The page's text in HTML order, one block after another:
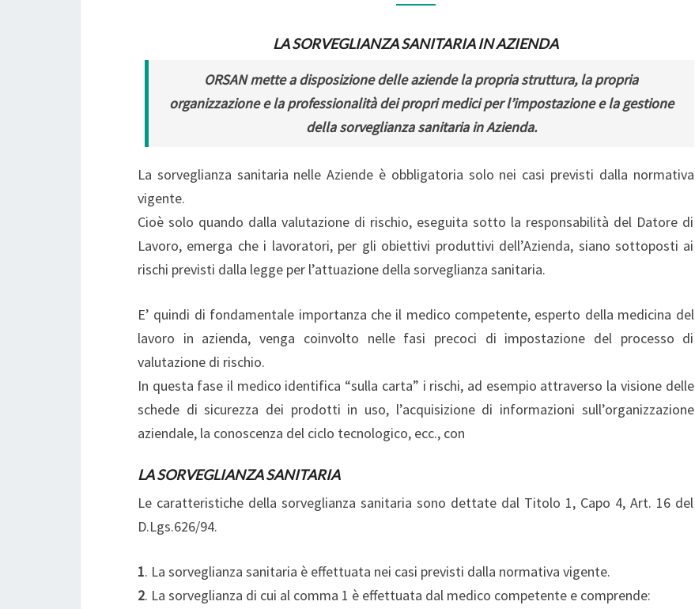
LA SORVEGLIANZA SANITARIA IN AZIENDA
ORSAN mette a disposizione delle aziende la propria struttura, la propria
organizzazione e la professionalità dei propri medici per l’impostazione e la gestione
della sorveglianza sanitaria in Azienda.
La sorveglianza sanitaria nelle Aziende è obbligatoria solo nei casi previsti dalla normativa
vigente.
Cioè solo quando dalla valutazione di rischio, eseguita sotto la responsabilità del Datore di
Lavoro, emerga che i lavoratori, per gli obiettivi produttivi dell’Azienda, siano sottoposti ai
rischi previsti dalla legge per l’attuazione della sorveglianza sanitaria.
E’ quindi di fondamentale importanza che il medico competente, esperto della medicina del
lavoro in azienda, venga coinvolto nelle fasi precoci di impostazione del processo di
valutazione di rischio.
In questa fase il medico identifica “sulla carta” i rischi, ad esempio attraverso la visione delle
schede di sicurezza dei prodotti in uso, l’acquisizione di informazioni sull’organizzazione
aziendale, la conoscenza del ciclo tecnologico, ecc., con
LA SORVEGLIANZA SANITARIA
Le caratteristiche della sorveglianza sanitaria sono dettate dal Titolo 1, Capo 4, Art. 16 del
D.Lgs.626/94.
1. La sorveglianza sanitaria è effettuata nei casi previsti dalla normativa vigente.
2. La sorveglianza di cui al comma 1 è effettuata dal medico competente e comprende: